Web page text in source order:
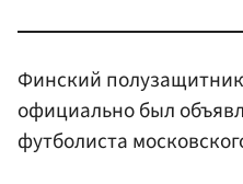
Финский
официально был
футболиста